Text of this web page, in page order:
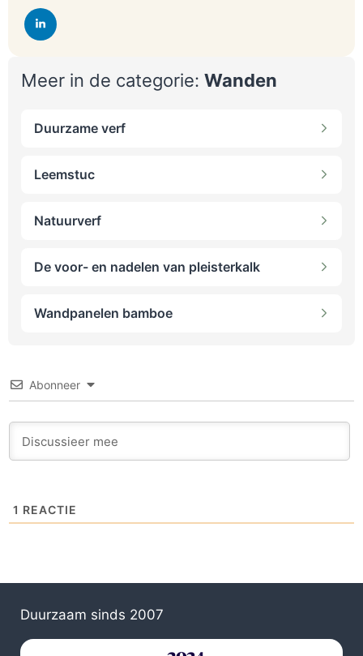
Meer in de categorie: Wanden
Duurzame verf
Leemstuc
Natuurverf
De voor- en nadelen van pleisterkalk
Wandpanelen bamboe
Abonneer
1 REACTIE
Duurzaam sinds 2007